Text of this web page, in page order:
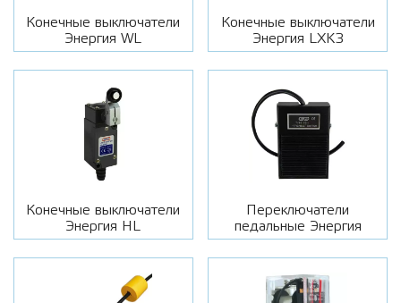
Конечные выключатели
Энергия WL
Конечные выключатели
Энергия LXK3
Конечные выключатели
Энергия HL
Переключатели
педальные Энергия